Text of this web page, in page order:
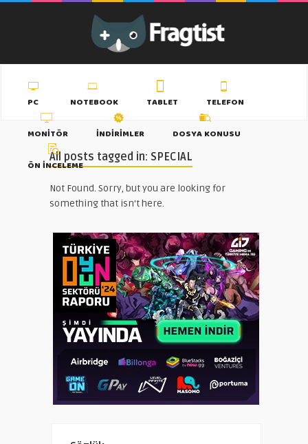
PC NOTEBOOK TABLET
TELEFON
MONITÖR
İNDIRIMLER
DOSYA KONUSU
ÖN İNCELEME
All posts tagged in: SPECIAL
Not Found. Sorry, but you are looking for
something that isn't here.